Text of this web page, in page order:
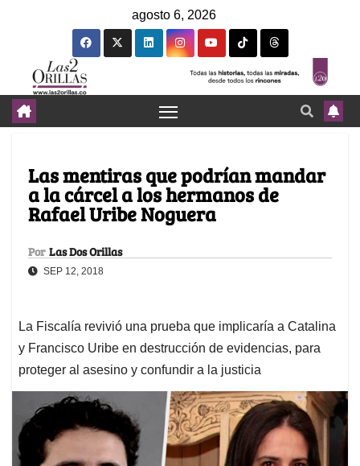
agosto 6, 2026
Las mentiras que podrían mandar
a la cárcel a los hermanos de
Rafael Uribe Noguera
Por Las Dos Orillas
SEP 12, 2018
La Fiscalía revivió una prueba que implicaría a Catalina
y Francisco Uribe en destrucción de evidencias, para
proteger al asesino y confundir a la justicia